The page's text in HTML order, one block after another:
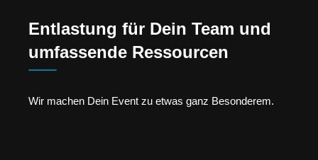
Entlastung für Dein Team und
umfassende Ressourcen
Wir machen Dein Event zu etwas ganz Besonderem.